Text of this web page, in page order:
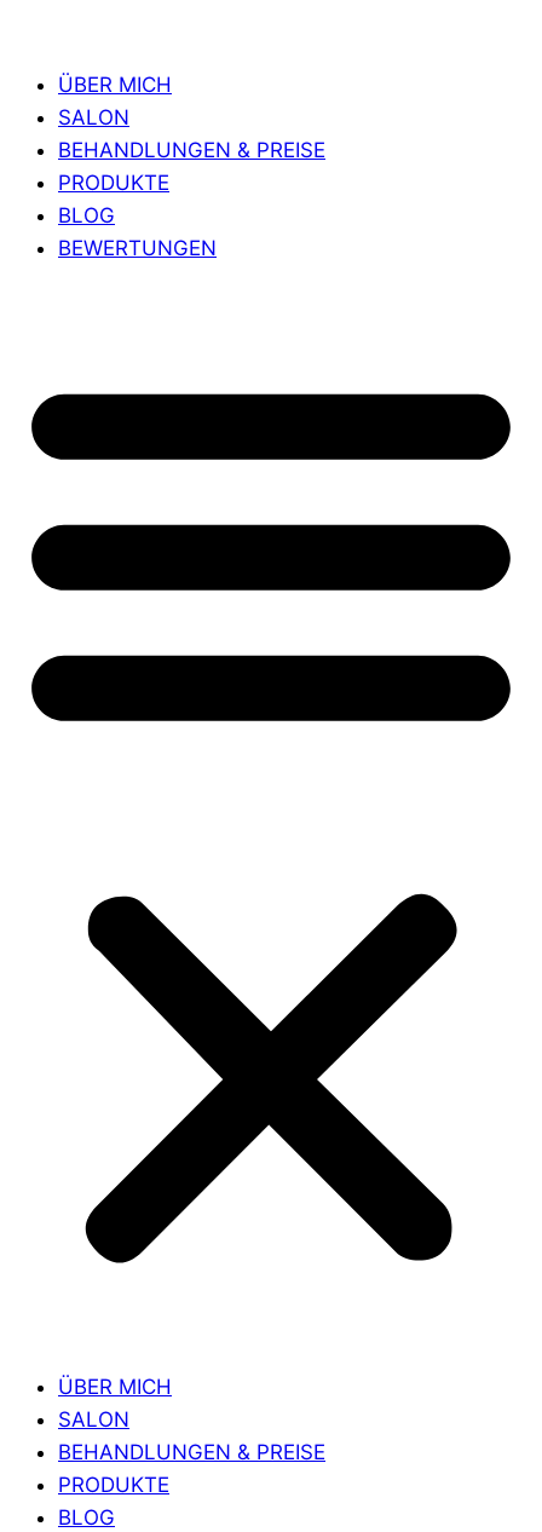
ÜBER MICH
SALON
BEHANDLUNGEN & PREISE
PRODUKTE
BLOG
BEWERTUNGEN
ÜBER MICH
SALON
BEHANDLUNGEN & PREISE
PRODUKTE
BLOG